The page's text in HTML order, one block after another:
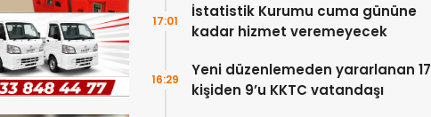
İstatistik Kurumu cuma gününe
kadar hizmet veremeyecek
17:01
Yeni düzenlemeden yararlanan 17
kişiden 9’u KKTC vatandaşı
16:29